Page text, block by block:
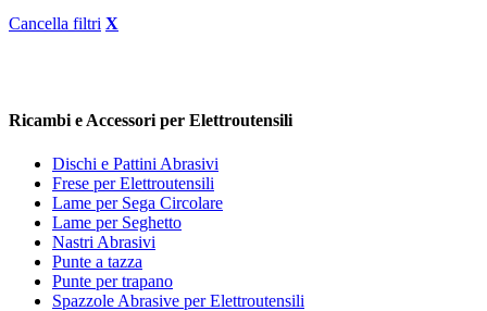
Cancella filtri X
Ricambi e Accessori per Elettroutensili
Dischi e Pattini Abrasivi
Frese per Elettroutensili
Lame per Sega Circolare
Lame per Seghetto
Nastri Abrasivi
Punte a tazza
Punte per trapano
Spazzole Abrasive per Elettroutensili